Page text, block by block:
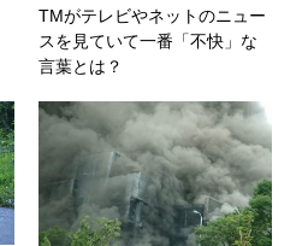
TMがテレビやネットのニュー
スを見ていて一番「不快」な
言葉とは？